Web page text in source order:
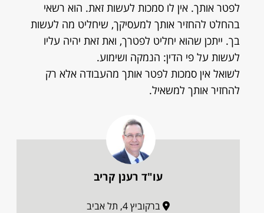
לפטר אותך. אין לו סמכות לעשות זאת. הוא רשאי
בהחלט להחזיר אותך למעסיקך, שיחליט מה לעשות
בך. ייתכן שהוא יחליט לפטרך, ואת זאת יהיה עליו
לעשות על פי הדין: הנמקה ושימוע.
לשואל אין סמכות לפטר אותך מהעבודה אלא רק
להחזיר אותך למשאיל.
עו"ד רענן קריב
ברקוביץ 4, תל אביב